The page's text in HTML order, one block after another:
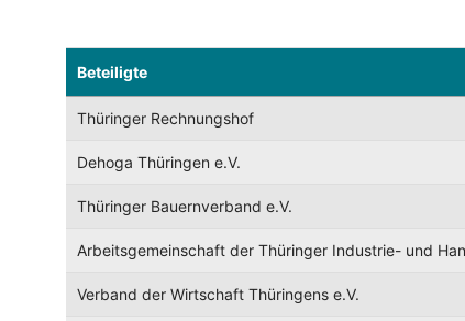
Beteiligte
Thüringer Rechnungshof
Dehoga Thüringen e.V.
Thüringer Bauernverband e.V.
Arbeitsgemeinschaft der Thüringer Industrie- und
Verband der Wirtschaft Thüringens e.V.